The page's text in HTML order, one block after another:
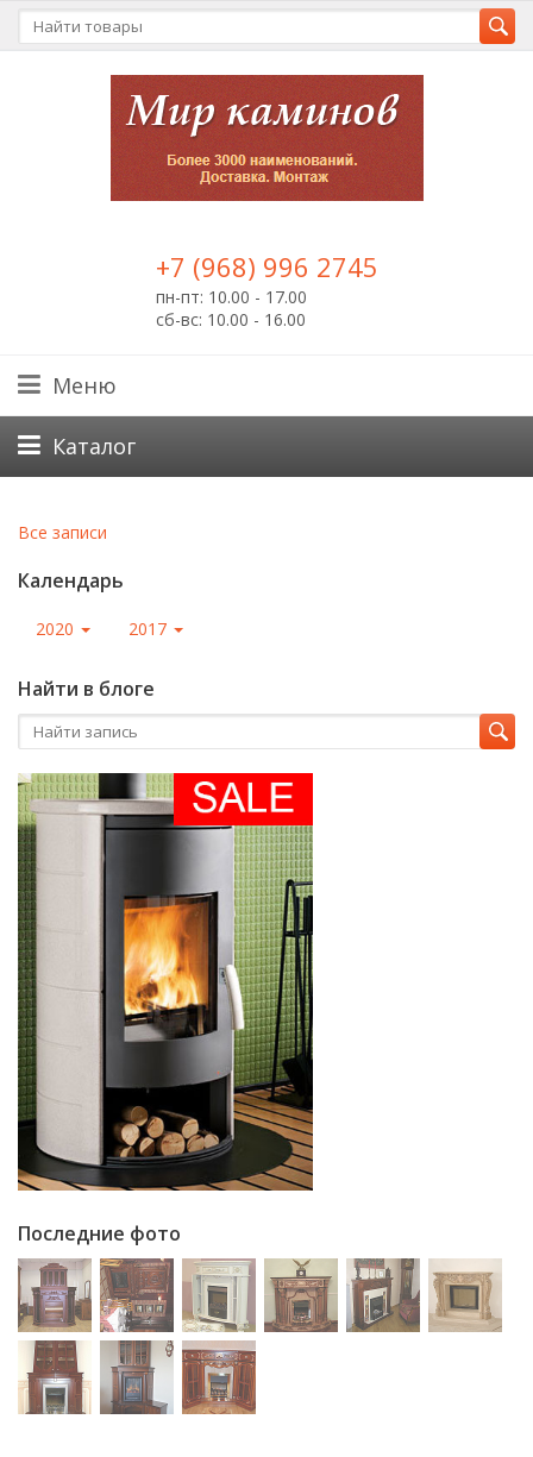
+7 (968) 996 2745
пн-пт: 10.00 - 17.00
сб-вс: 10.00 - 16.00
Меню
Каталог
Все записи
Календарь
2020 2017
Найти в блоге
Последние фото